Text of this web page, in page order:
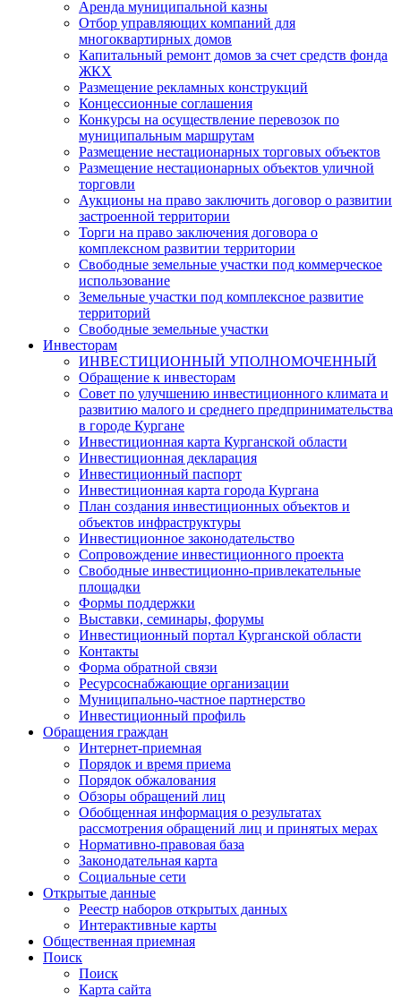
Аренда муниципальной казны
Отбор управляющих компаний для
многоквартирных домов
Капитальный ремонт домов за счет средств фонда
ЖКХ
Размещение рекламных конструкций
Концессионные соглашения
Конкурсы на осуществление перевозок по
муниципальным маршрутам
Размещение нестационарных торговых объектов
Размещение нестационарных объектов уличной
торговли
Аукционы на право заключить договор о развитии
застроенной территории
Торги на право заключения договора о
комплексном развитии территории
Свободные земельные участки под коммерческое
использование
Земельные участки под комплексное развитие
территорий
Свободные земельные участки
Инвесторам
ИНВЕСТИЦИОННЫЙ УПОЛНОМОЧЕННЫЙ
Обращение к инвесторам
Совет по улучшению инвестиционного климата и
развитию малого и среднего предпринимательства
в городе Кургане
Инвестиционная карта Курганской области
Инвестиционная декларация
Инвестиционный паспорт
Инвестиционная карта города Кургана
План создания инвестиционных объектов и
объектов инфраструктуры
Инвестиционное законодательство
Сопровождение инвестиционного проекта
Свободные инвестиционно-привлекательные
площадки
Формы поддержки
Выставки, семинары, форумы
Инвестиционный портал Курганской области
Контакты
Форма обратной связи
Ресурсоснабжающие организации
Муниципально-частное партнерство
Инвестиционный профиль
Обращения граждан
Интернет-приемная
Порядок и время приема
Порядок обжалования
Обзоры обращений лиц
Обобщенная информация о результатах
рассмотрения обращений лиц и принятых мерах
Нормативно-правовая база
Законодательная карта
Социальные сети
Открытые данные
Реестр наборов открытых данных
Интерактивные карты
Общественная приемная
Поиск
Поиск
Карта сайта